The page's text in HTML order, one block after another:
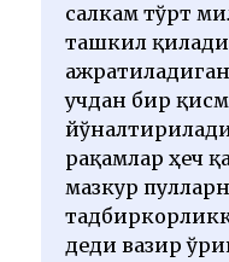
салкам тўрт
ташкил
учдан бир
рақамлар ҳеч
мазкур
деди вазир